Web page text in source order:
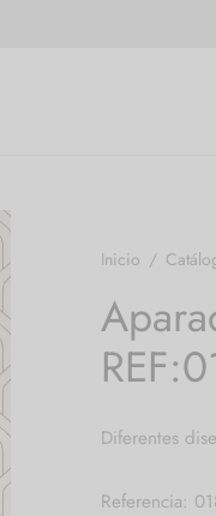
Inicio /
Diferentes
Referencia: